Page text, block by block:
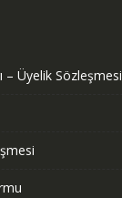
– Üyelik Sözleşmesi